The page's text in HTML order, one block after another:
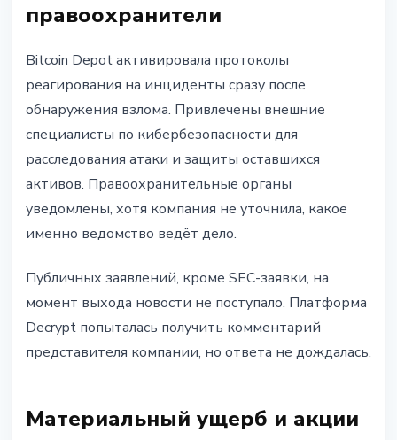
правоохранители
Bitcoin Depot активировала протоколы
реагирования на инциденты сразу после
обнаружения взлома. Привлечены внешние
специалисты по кибербезопасности для
расследования атаки и защиты оставшихся
активов. Правоохранительные органы
уведомлены, хотя компания не уточнила, какое
именно ведомство ведёт дело.
Публичных заявлений, кроме SEC-заявки, на
момент выхода новости не поступало. Платформа
Decrypt попыталась получить комментарий
представителя компании, но ответа не дождалась.
Материальный ущерб и акции